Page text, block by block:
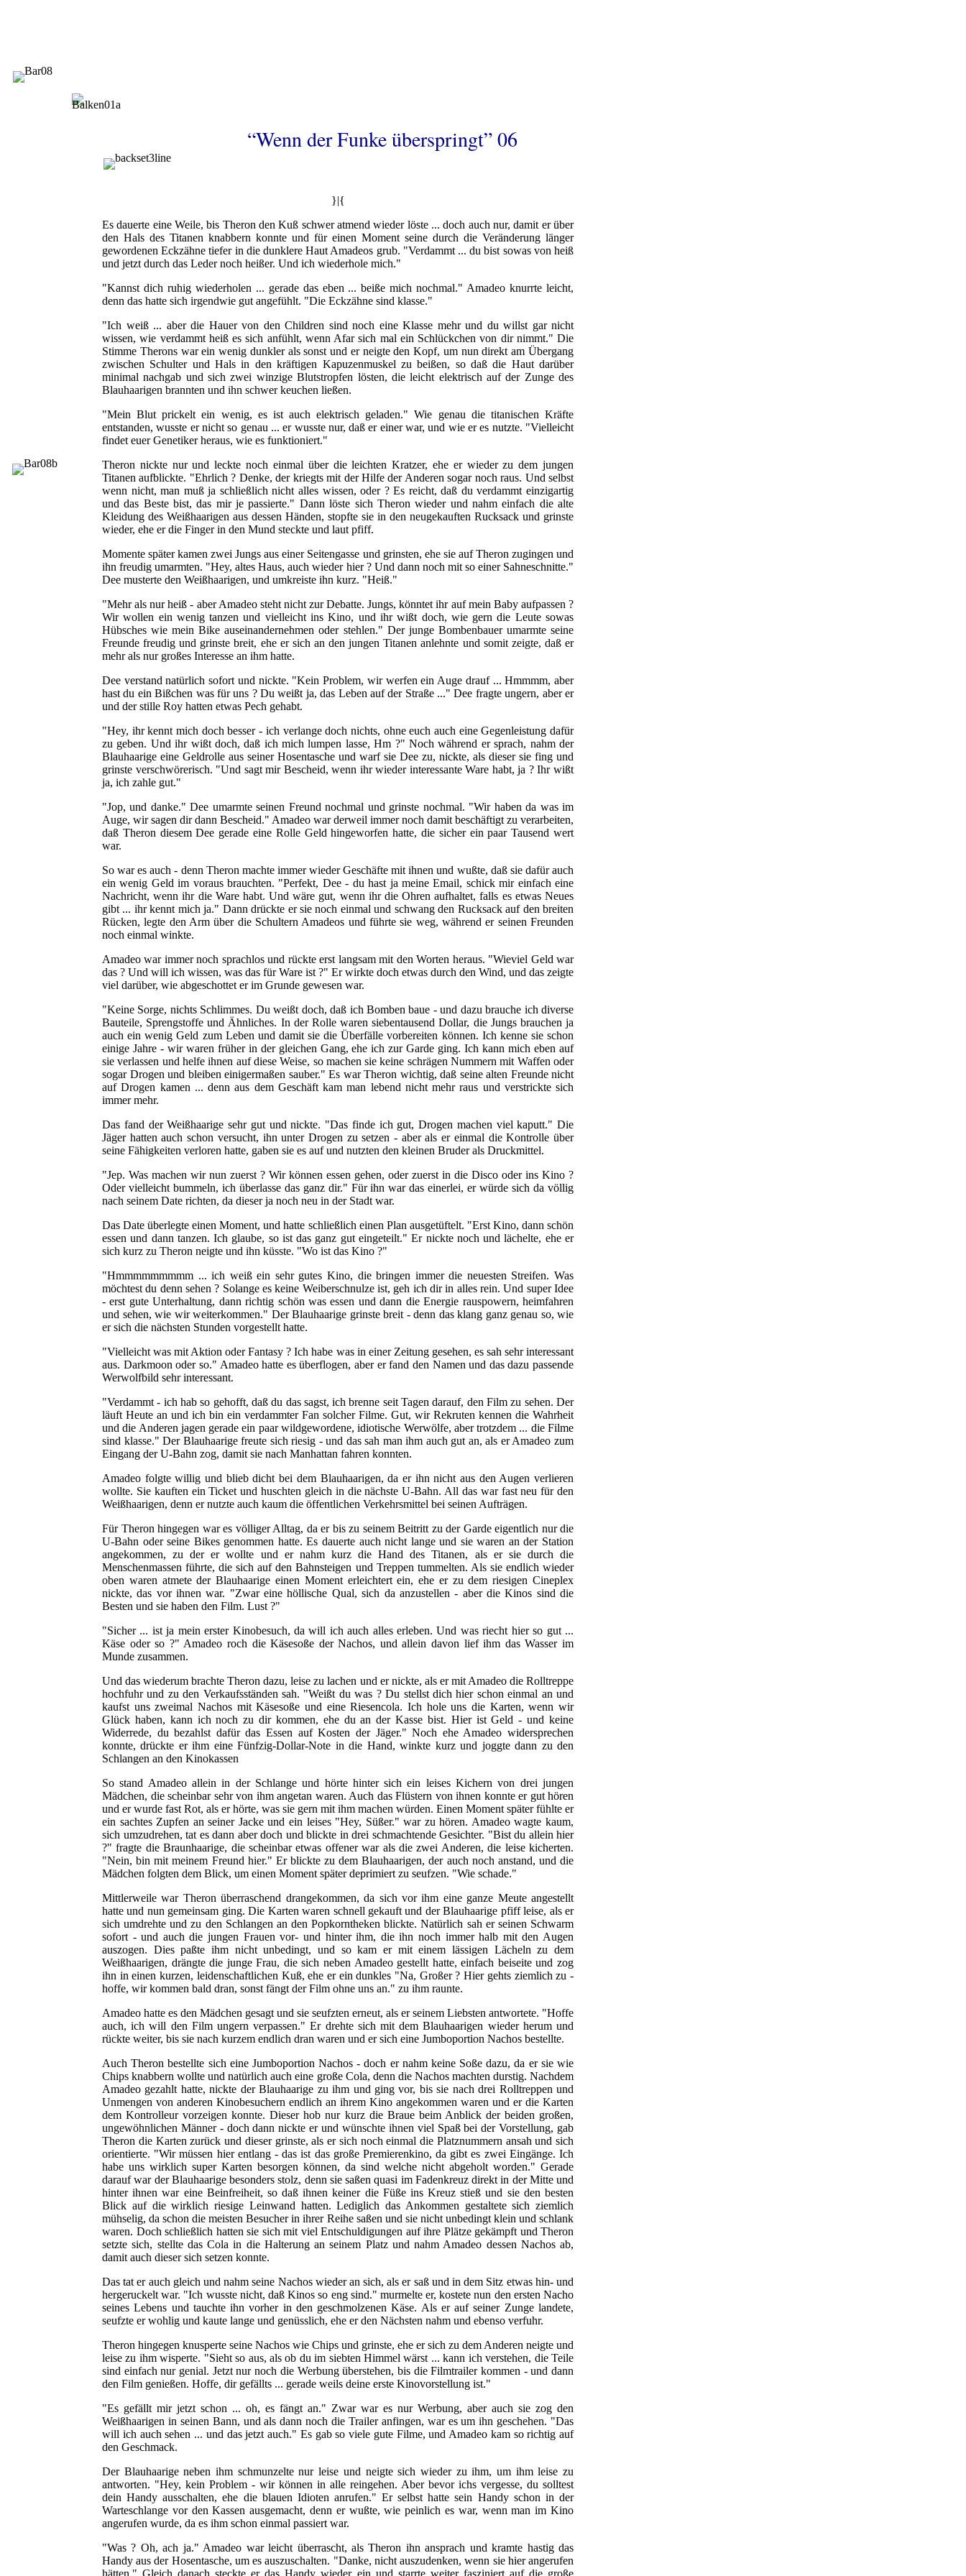
“Wenn der Funke überspringt” 06
}|{
Es dauerte eine Weile, bis Theron den Kuß schwer atmend wieder löste ... doch auch nur, damit er über
den Hals des Titanen knabbern konnte und für einen Moment seine durch die Veränderung länger
gewordenen Eckzähne tiefer in die dunklere Haut Amadeos grub. "Verdammt ... du bist sowas von heiß
und jetzt durch das Leder noch heißer. Und ich wiederhole mich."
"Kannst dich ruhig wiederholen ... gerade das eben ... beiße mich nochmal." Amadeo knurrte leicht,
denn das hatte sich irgendwie gut angefühlt. "Die Eckzähne sind klasse."
"Ich weiß ... aber die Hauer von den Children sind noch eine Klasse mehr und du willst gar nicht
wissen, wie verdammt heiß es sich anfühlt, wenn Afar sich mal ein Schlückchen von dir nimmt." Die
Stimme Therons war ein wenig dunkler als sonst und er neigte den Kopf, um nun direkt am Übergang
zwischen Schulter und Hals in den kräftigen Kapuzenmuskel zu beißen, so daß die Haut darüber
minimal nachgab und sich zwei winzige Blutstropfen lösten, die leicht elektrisch auf der Zunge des
Blauhaarigen brannten und ihn schwer keuchen ließen.
"Mein Blut prickelt ein wenig, es ist auch elektrisch geladen." Wie genau die titanischen Kräfte
entstanden, wusste er nicht so genau ... er wusste nur, daß er einer war, und wie er es nutzte. "Vielleicht
findet euer Genetiker heraus, wie es funktioniert."
Theron nickte nur und leckte noch einmal über die leichten Kratzer, ehe er wieder zu dem jungen
Titanen aufblickte. "Ehrlich ? Denke, der kriegts mit der Hilfe der Anderen sogar noch raus. Und selbst
wenn nicht, man muß ja schließlich nicht alles wissen, oder ? Es reicht, daß du verdammt einzigartig
und das Beste bist, das mir je passierte." Dann löste sich Theron wieder und nahm einfach die alte
Kleidung des Weißhaarigen aus dessen Händen, stopfte sie in den neugekauften Rucksack und grinste
wieder, ehe er die Finger in den Mund steckte und laut pfiff.
Momente später kamen zwei Jungs aus einer Seitengasse und grinsten, ehe sie auf Theron zugingen und
ihn freudig umarmten. "Hey, altes Haus, auch wieder hier ? Und dann noch mit so einer Sahneschnitte."
Dee musterte den Weißhaarigen, und umkreiste ihn kurz. "Heiß."
"Mehr als nur heiß - aber Amadeo steht nicht zur Debatte. Jungs, könntet ihr auf mein Baby aufpassen ?
Wir wollen ein wenig tanzen und vielleicht ins Kino, und ihr wißt doch, wie gern die Leute sowas
Hübsches wie mein Bike auseinandernehmen oder stehlen." Der junge Bombenbauer umarmte seine
Freunde freudig und grinste breit, ehe er sich an den jungen Titanen anlehnte und somit zeigte, daß er
mehr als nur großes Interesse an ihm hatte.
Dee verstand natürlich sofort und nickte. "Kein Problem, wir werfen ein Auge drauf ... Hmmmm, aber
hast du ein Bißchen was für uns ? Du weißt ja, das Leben auf der Straße ..." Dee fragte ungern, aber er
und der stille Roy hatten etwas Pech gehabt.
"Hey, ihr kennt mich doch besser - ich verlange doch nichts, ohne euch auch eine Gegenleistung dafür
zu geben. Und ihr wißt doch, daß ich mich lumpen lasse, Hm ?" Noch während er sprach, nahm der
Blauhaarige eine Geldrolle aus seiner Hosentasche und warf sie Dee zu, nickte, als dieser sie fing und
grinste verschwörerisch. "Und sagt mir Bescheid, wenn ihr wieder interessante Ware habt, ja ? Ihr wißt
ja, ich zahle gut."
"Jop, und danke." Dee umarmte seinen Freund nochmal und grinste nochmal. "Wir haben da was im
Auge, wir sagen dir dann Bescheid." Amadeo war derweil immer noch damit beschäftigt zu verarbeiten,
daß Theron diesem Dee gerade eine Rolle Geld hingeworfen hatte, die sicher ein paar Tausend wert
war.
So war es auch - denn Theron machte immer wieder Geschäfte mit ihnen und wußte, daß sie dafür auch
ein wenig Geld im voraus brauchten. "Perfekt, Dee - du hast ja meine Email, schick mir einfach eine
Nachricht, wenn ihr die Ware habt. Und wäre gut, wenn ihr die Ohren aufhaltet, falls es etwas Neues
gibt ... ihr kennt mich ja." Dann drückte er sie noch einmal und schwang den Rucksack auf den breiten
Rücken, legte den Arm über die Schultern Amadeos und führte sie weg, während er seinen Freunden
noch einmal winkte.
Amadeo war immer noch sprachlos und rückte erst langsam mit den Worten heraus. "Wieviel Geld war
das ? Und will ich wissen, was das für Ware ist ?" Er wirkte doch etwas durch den Wind, und das zeigte
viel darüber, wie abgeschottet er im Grunde gewesen war.
"Keine Sorge, nichts Schlimmes. Du weißt doch, daß ich Bomben baue - und dazu brauche ich diverse
Bauteile, Sprengstoffe und Ähnliches. In der Rolle waren siebentausend Dollar, die Jungs brauchen ja
auch ein wenig Geld zum Leben und damit sie die Überfälle vorbereiten können. Ich kenne sie schon
einige Jahre - wir waren früher in der gleichen Gang, ehe ich zur Garde ging. Ich kann mich eben auf
sie verlassen und helfe ihnen auf diese Weise, so machen sie keine schrägen Nummern mit Waffen oder
sogar Drogen und bleiben einigermaßen sauber." Es war Theron wichtig, daß seine alten Freunde nicht
auf Drogen kamen ... denn aus dem Geschäft kam man lebend nicht mehr raus und verstrickte sich
immer mehr.
Das fand der Weißhaarige sehr gut und nickte. "Das finde ich gut, Drogen machen viel kaputt." Die
Jäger hatten auch schon versucht, ihn unter Drogen zu setzen - aber als er einmal die Kontrolle über
seine Fähigkeiten verloren hatte, gaben sie es auf und nutzten den kleinen Bruder als Druckmittel.
"Jep. Was machen wir nun zuerst ? Wir können essen gehen, oder zuerst in die Disco oder ins Kino ?
Oder vielleicht bummeln, ich überlasse das ganz dir." Für ihn war das einerlei, er würde sich da völlig
nach seinem Date richten, da dieser ja noch neu in der Stadt war.
Das Date überlegte einen Moment, und hatte schließlich einen Plan ausgetüftelt. "Erst Kino, dann schön
essen und dann tanzen. Ich glaube, so ist das ganz gut eingeteilt." Er nickte noch und lächelte, ehe er
sich kurz zu Theron neigte und ihn küsste. "Wo ist das Kino ?"
"Hmmmmmmmmm ... ich weiß ein sehr gutes Kino, die bringen immer die neuesten Streifen. Was
möchtest du denn sehen ? Solange es keine Weiberschnulze ist, geh ich dir in alles rein. Und super Idee
- erst gute Unterhaltung, dann richtig schön was essen und dann die Energie rauspowern, heimfahren
und sehen, wie wir weiterkommen." Der Blauhaarige grinste breit - denn das klang ganz genau so, wie
er sich die nächsten Stunden vorgestellt hatte.
"Vielleicht was mit Aktion oder Fantasy ? Ich habe was in einer Zeitung gesehen, es sah sehr interessant
aus. Darkmoon oder so." Amadeo hatte es überflogen, aber er fand den Namen und das dazu passende
Werwolfbild sehr interessant.
"Verdammt - ich hab so gehofft, daß du das sagst, ich brenne seit Tagen darauf, den Film zu sehen. Der
läuft Heute an und ich bin ein verdammter Fan solcher Filme. Gut, wir Rekruten kennen die Wahrheit
und die Anderen jagen gerade ein paar wildgewordene, idiotische Werwölfe, aber trotzdem ... die Filme
sind klasse." Der Blauhaarige freute sich riesig - und das sah man ihm auch gut an, als er Amadeo zum
Eingang der U-Bahn zog, damit sie nach Manhattan fahren konnten.
Amadeo folgte willig und blieb dicht bei dem Blauhaarigen, da er ihn nicht aus den Augen verlieren
wollte. Sie kauften ein Ticket und huschten gleich in die nächste U-Bahn. All das war fast neu für den
Weißhaarigen, denn er nutzte auch kaum die öffentlichen Verkehrsmittel bei seinen Aufträgen.
Für Theron hingegen war es völliger Alltag, da er bis zu seinem Beitritt zu der Garde eigentlich nur die
U-Bahn oder seine Bikes genommen hatte. Es dauerte auch nicht lange und sie waren an der Station
angekommen, zu der er wollte und er nahm kurz die Hand des Titanen, als er sie durch die
Menschenmassen führte, die sich auf den Bahnsteigen und Treppen tummelten. Als sie endlich wieder
oben waren atmete der Blauhaarige einen Moment erleichtert ein, ehe er zu dem riesigen Cineplex
nickte, das vor ihnen war. "Zwar eine höllische Qual, sich da anzustellen - aber die Kinos sind die
Besten und sie haben den Film. Lust ?"
"Sicher ... ist ja mein erster Kinobesuch, da will ich auch alles erleben. Und was riecht hier so gut ...
Käse oder so ?" Amadeo roch die Käsesoße der Nachos, und allein davon lief ihm das Wasser im
Munde zusammen.
Und das wiederum brachte Theron dazu, leise zu lachen und er nickte, als er mit Amadeo die Rolltreppe
hochfuhr und zu den Verkaufsständen sah. "Weißt du was ? Du stellst dich hier schon einmal an und
kaufst uns zweimal Nachos mit Käsesoße und eine Riesencola. Ich hole uns die Karten, wenn wir
Glück haben, kann ich noch zu dir kommen, ehe du an der Kasse bist. Hier ist Geld - und keine
Widerrede, du bezahlst dafür das Essen auf Kosten der Jäger." Noch ehe Amadeo widersprechen
konnte, drückte er ihm eine Fünfzig-Dollar-Note in die Hand, winkte kurz und joggte dann zu den
Schlangen an den Kinokassen
So stand Amadeo allein in der Schlange und hörte hinter sich ein leises Kichern von drei jungen
Mädchen, die scheinbar sehr von ihm angetan waren. Auch das Flüstern von ihnen konnte er gut hören
und er wurde fast Rot, als er hörte, was sie gern mit ihm machen würden. Einen Moment später fühlte er
ein sachtes Zupfen an seiner Jacke und ein leises "Hey, Süßer." war zu hören. Amadeo wagte kaum,
sich umzudrehen, tat es dann aber doch und blickte in drei schmachtende Gesichter. "Bist du allein hier
?" fragte die Braunhaarige, die scheinbar etwas offener war als die zwei Anderen, die leise kicherten.
"Nein, bin mit meinem Freund hier." Er blickte zu dem Blauhaarigen, der auch noch anstand, und die
Mädchen folgten dem Blick, um einen Moment später deprimiert zu seufzen. "Wie schade."
Mittlerweile war Theron überraschend drangekommen, da sich vor ihm eine ganze Meute angestellt
hatte und nun gemeinsam ging. Die Karten waren schnell gekauft und der Blauhaarige pfiff leise, als er
sich umdrehte und zu den Schlangen an den Popkorntheken blickte. Natürlich sah er seinen Schwarm
sofort - und auch die jungen Frauen vor- und hinter ihm, die ihn noch immer halb mit den Augen
auszogen. Dies paßte ihm nicht unbedingt, und so kam er mit einem lässigen Lächeln zu dem
Weißhaarigen, drängte die junge Frau, die sich neben Amadeo gestellt hatte, einfach beiseite und zog
ihn in einen kurzen, leidenschaftlichen Kuß, ehe er ein dunkles "Na, Großer ? Hier gehts ziemlich zu -
hoffe, wir kommen bald dran, sonst fängt der Film ohne uns an." zu ihm raunte.
Amadeo hatte es den Mädchen gesagt und sie seufzten erneut, als er seinem Liebsten antwortete. "Hoffe
auch, ich will den Film ungern verpassen." Er drehte sich mit dem Blauhaarigen wieder herum und
rückte weiter, bis sie nach kurzem endlich dran waren und er sich eine Jumboportion Nachos bestellte.
Auch Theron bestellte sich eine Jumboportion Nachos - doch er nahm keine Soße dazu, da er sie wie
Chips knabbern wollte und natürlich auch eine große Cola, denn die Nachos machten durstig. Nachdem
Amadeo gezahlt hatte, nickte der Blauhaarige zu ihm und ging vor, bis sie nach drei Rolltreppen und
Unmengen von anderen Kinobesuchern endlich an ihrem Kino angekommen waren und er die Karten
dem Kontrolleur vorzeigen konnte. Dieser hob nur kurz die Braue beim Anblick der beiden großen,
ungewöhnlichen Männer - doch dann nickte er und wünschte ihnen viel Spaß bei der Vorstellung, gab
Theron die Karten zurück und dieser grinste, als er sich noch einmal die Platznummern ansah und sich
orientierte. "Wir müssen hier entlang - das ist das große Premierenkino, da gibt es zwei Eingänge. Ich
habe uns wirklich super Karten besorgen können, da sind welche nicht abgeholt worden." Gerade
darauf war der Blauhaarige besonders stolz, denn sie saßen quasi im Fadenkreuz direkt in der Mitte und
hinter ihnen war eine Beinfreiheit, so daß ihnen keiner die Füße ins Kreuz stieß und sie den besten
Blick auf die wirklich riesige Leinwand hatten. Lediglich das Ankommen gestaltete sich ziemlich
mühselig, da schon die meisten Besucher in ihrer Reihe saßen und sie nicht unbedingt klein und schlank
waren. Doch schließlich hatten sie sich mit viel Entschuldigungen auf ihre Plätze gekämpft und Theron
setzte sich, stellte das Cola in die Halterung an seinem Platz und nahm Amadeo dessen Nachos ab,
damit auch dieser sich setzen konnte.
Das tat er auch gleich und nahm seine Nachos wieder an sich, als er saß und in dem Sitz etwas hin- und
hergeruckelt war. "Ich wusste nicht, daß Kinos so eng sind." murmelte er, kostete nun den ersten Nacho
seines Lebens und tauchte ihn vorher in den geschmolzenen Käse. Als er auf seiner Zunge landete,
seufzte er wohlig und kaute lange und genüsslich, ehe er den Nächsten nahm und ebenso verfuhr.
Theron hingegen knusperte seine Nachos wie Chips und grinste, ehe er sich zu dem Anderen neigte und
leise zu ihm wisperte. "Sieht so aus, als ob du im siebten Himmel wärst ... kann ich verstehen, die Teile
sind einfach nur genial. Jetzt nur noch die Werbung überstehen, bis die Filmtrailer kommen - und dann
den Film genießen. Hoffe, dir gefällts ... gerade weils deine erste Kinovorstellung ist."
"Es gefällt mir jetzt schon ... oh, es fängt an." Zwar war es nur Werbung, aber auch sie zog den
Weißhaarigen in seinen Bann, und als dann noch die Trailer anfingen, war es um ihn geschehen. "Das
will ich auch sehen ... und das jetzt auch." Es gab so viele gute Filme, und Amadeo kam so richtig auf
den Geschmack.
Der Blauhaarige neben ihm schmunzelte nur leise und neigte sich wieder zu ihm, um ihm leise zu
antworten. "Hey, kein Problem - wir können in alle reingehen. Aber bevor ichs vergesse, du solltest
dein Handy ausschalten, ehe die blauen Idioten anrufen." Er selbst hatte sein Handy schon in der
Warteschlange vor den Kassen ausgemacht, denn er wußte, wie peinlich es war, wenn man im Kino
angerufen wurde, da es ihm schon einmal passiert war.
"Was ? Oh, ach ja." Amadeo war leicht überrascht, als Theron ihn ansprach und kramte hastig das
Handy aus der Hosentasche, um es auszuschalten. "Danke, nicht auszudenken, wenn sie hier angerufen
hätten." Gleich danach steckte er das Handy wieder ein und starrte weiter fasziniert auf die große